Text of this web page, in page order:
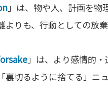
」は、物や人、計画を
よりも、行動としての放
」は、より感情的
裏切るように捨てる」ニ